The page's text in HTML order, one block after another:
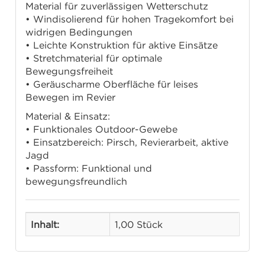
Material für zuverlässigen Wetterschutz
• Windisolierend für hohen Tragekomfort bei
widrigen Bedingungen
• Leichte Konstruktion für aktive Einsätze
• Stretchmaterial für optimale
Bewegungsfreiheit
• Geräuscharme Oberfläche für leises
Bewegen im Revier
Material & Einsatz:
• Funktionales Outdoor-Gewebe
• Einsatzbereich: Pirsch, Revierarbeit, aktive
Jagd
• Passform: Funktional und
bewegungsfreundlich
Inhalt: 1,00 Stück